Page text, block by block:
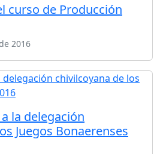
curso de Producción
2016
la delegación
Juegos Bonaerenses